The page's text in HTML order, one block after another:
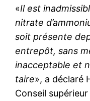
«Il est
nitrate
soit présente
entrepôt, sans
inacceptable et
taire», a déclaré
Conseil